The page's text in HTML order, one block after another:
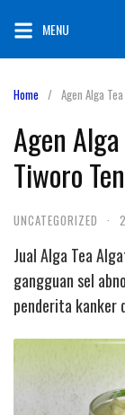
content
MENU
Home Agen Alga
Agen
Tiworo
UNCATEGORIZED ·
Jual Alga Tea
gangguan sel
penderita kanker